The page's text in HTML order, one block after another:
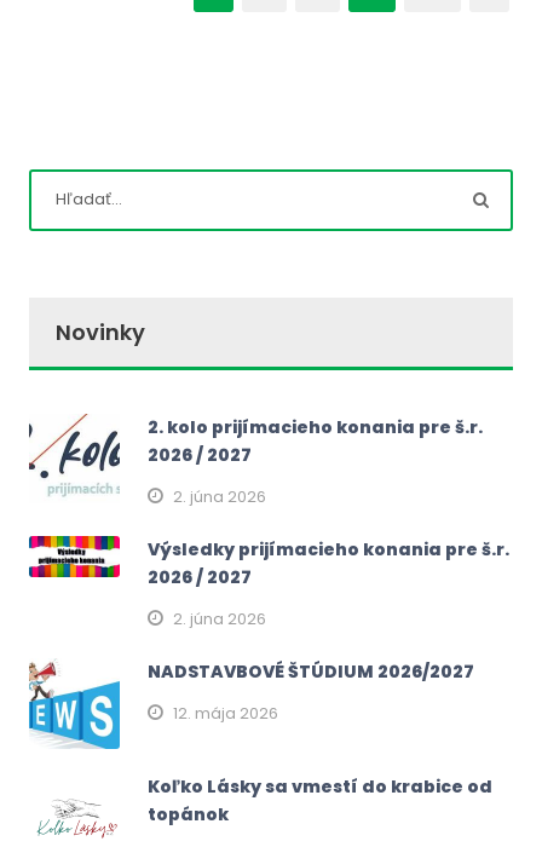
Novinky
2. kolo prijímacieho konania pre š.r.
2026 / 2027
2. júna 2026
Výsledky prijímacieho konania pre š.r.
2026 / 2027
2. júna 2026
NADSTAVBOVÉ ŠTÚDIUM 2026/2027
12. mája 2026
Koľko Lásky sa vmestí do krabice od
topánok